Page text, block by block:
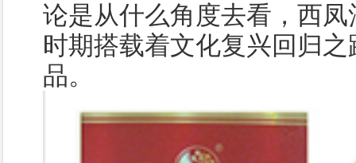
论是从什么角度去看，西
时期搭载着文化复兴回归
品。